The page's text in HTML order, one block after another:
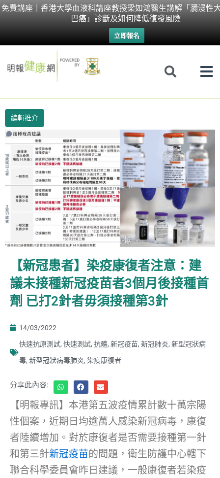
免費講座｜香港大學血液科講座教授梁如鴻醫生講解「瀰漫性
巴癌」診斷及如何降低復發風險
立即報名
Skip
編輯推介
【新冠患者】染疫康復者注意：建
議未接種新冠疫苗者3個月後接種首
劑 已打2針者毋須接種第3針
14/03/2022
快速抗原測試, 快速測試, 抗體, 新冠疫苗, 新冠肺炎, 新型冠狀病
毒, 新型冠狀病毒肺炎, 染疫康復者
分享此內容:
【明報專訊】本港第五波疫情累計數十萬宗陽
性個案，近期日均逾萬人感染新冠病毒，康復
者陸續增加。對於康復者是否需要接種第一針
和第三針新冠疫苗的問題，衛生防護中心轄下
聯合科學委員會昨日建議，一般康復者若染疫